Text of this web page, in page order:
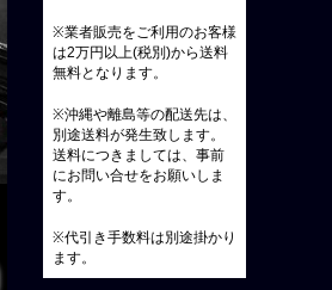
※業者販売をご利用のお客様
は2万円以上(税別)から送料
無料となります。
※沖縄や離島等の配送先は、
別途送料が発生致します。
送料につきましては、事前
にお問い合せをお願いしま
す。
※代引き手数料は別途掛かり
ます。